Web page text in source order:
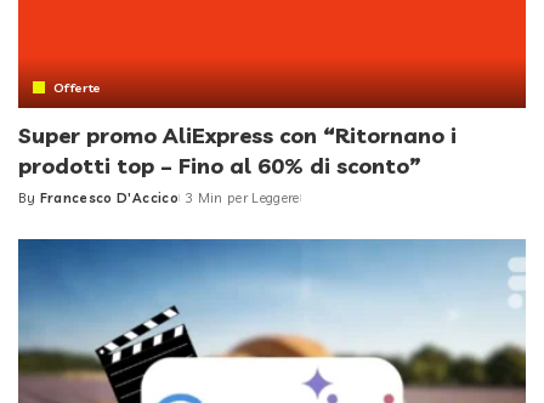
Offerte
Super promo AliExpress con “Ritornano i
prodotti top – Fino al 60% di sconto”
Posted
By Francesco D'Accico 3 Min per Leggere